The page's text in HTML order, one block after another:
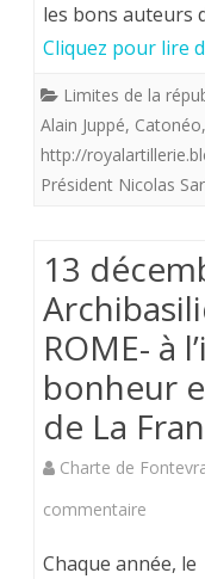
pour
mères.
les bons auteurs
Cliquez pour lire
Limites de la
Alain Juppé, Catonéo,
http://
Président Nicolas
13
ROME- à
bonheur
de La
Charte de
commentaire
Chaque année,